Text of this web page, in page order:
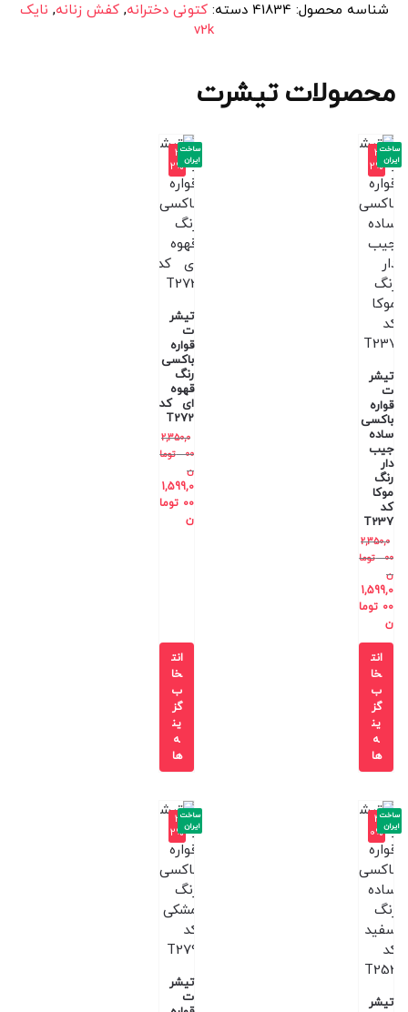
شناسه محصول: 41834 دسته:کتونی دخترانه,کفش زنانه, نایک
v2k
محصولات تیشرت
-3
2%
تیشر
ت
قواره
باکسی
ساده
جیب
دار
رنگ
موکا
کد
T237
2,350,0
00
توما
ن
1,599,0
00 توما
ن
ساخت
ایران
انت
خا
ب
گز
ین
ه
ها
-3
2%
تیشر
ت
قواره
باکسی
رنگ
قهوه
ای کد
T272
2,350,0
00
توما
ن
1,599,0
00 توما
ن
ساخت
ایران
انت
خا
ب
گز
ین
ه
ها
-4
0%
تیشر
ساخت
ایران
-3
2%
تیشر
ت
ساخت
ایران